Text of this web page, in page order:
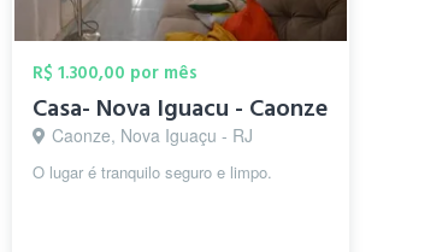
R$ 1.300,00 por mês
Casa- Nova Iguacu - Caonze
Caonze, Nova Iguaçu - RJ
O lugar é tranquilo seguro e limpo.